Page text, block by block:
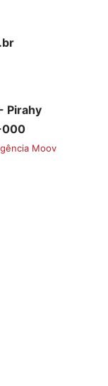
Pirahy
000
Moov